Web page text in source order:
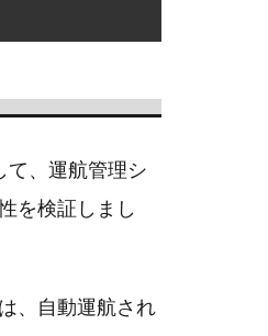
て、運航管理シ
を検証しまし
、自動運航され